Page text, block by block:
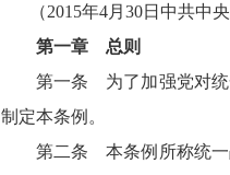
（2015年4月30日中共
第一章 总则
第一条 为了加强党对统一
制定本条例。
第二条 本条例所称统一战